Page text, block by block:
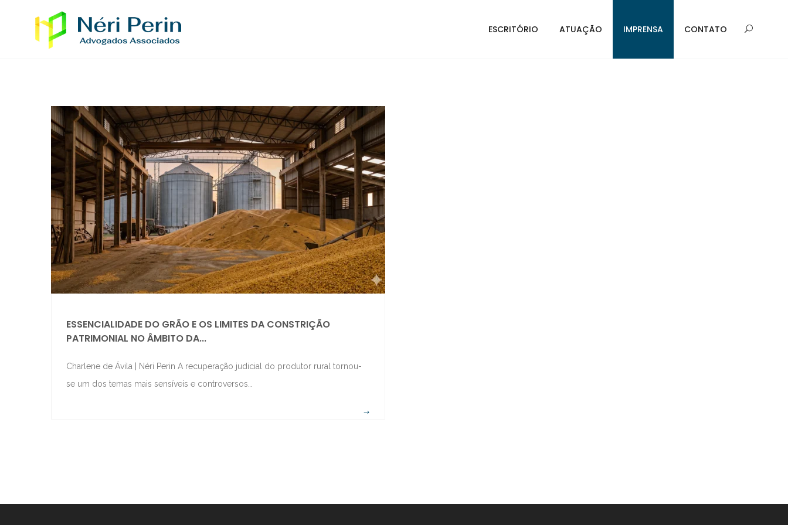
ESCRITÓRIO ATUAÇÃO IMPRENSA CONTATO
ESSENCIALIDADE DO GRÃO E OS LIMITES DA CONSTRIÇÃO
PATRIMONIAL NO ÂMBITO DA...
Charlene de Ávila | Néri Perin A recuperação judicial do produtor rural tornou-
se um dos temas mais sensíveis e controversos…